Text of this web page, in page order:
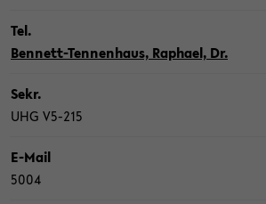
Tel.
Bennett-​Tennenhaus, Ra­pha­el, Dr.
Sekr.
UHG V5-​215
E-​Mail
5004